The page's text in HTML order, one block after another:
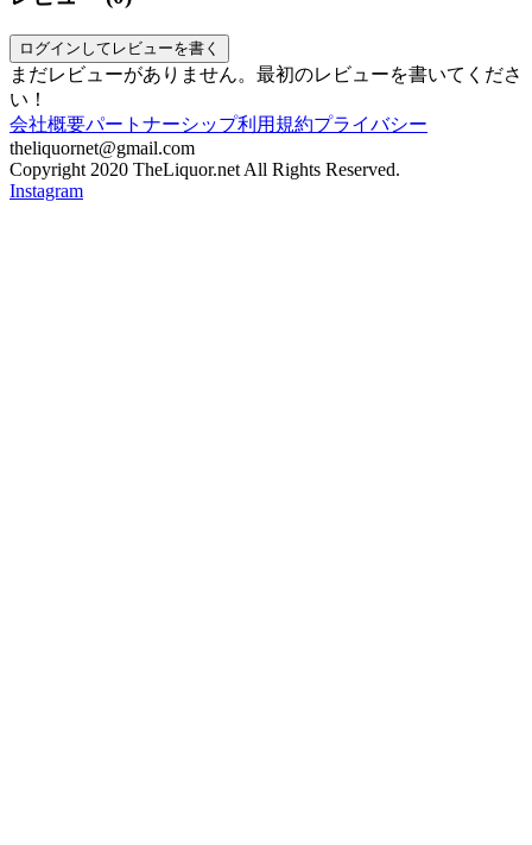
ログインしてレビューを書く
まだレビューがありません。最初のレビューを書いてくださ
い！
会社概要パートナーシップ利用規約プライバシー
theliquornet@gmail.com
Copyright 2020 TheLiquor.net All Rights Reserved.
Instagram